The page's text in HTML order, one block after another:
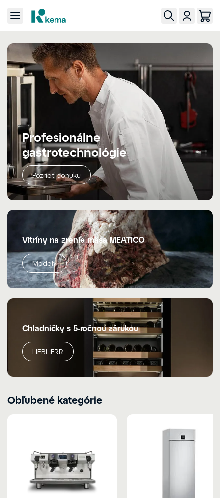
Profesionálne
gastrotechnológie
Pozrieť ponuku
Vitríny na zrenie mäsa MEATICO
Modely
Chladničky s 5-ročnou zárukou
LIEBHERR
Obľubené kategórie